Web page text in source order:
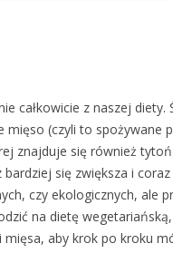
całkowicie z naszej diety.
mięso (czyli to spożywane
znajduje się również
bardziej się zwiększa i
czy ekologicznych, ale
na dietę
mięsa, aby krok po kroku